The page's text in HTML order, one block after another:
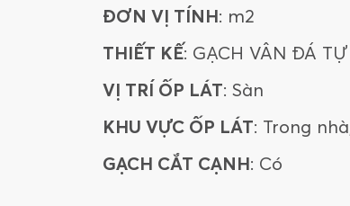
ĐƠN VỊ TÍNH: m2
THIẾT KẾ: GẠCH VÂN ĐÁ
VỊ TRÍ ỐP LÁT: Sàn
KHU VỰC ỐP LÁT: Trong
GẠCH CẮT CẠNH: Có